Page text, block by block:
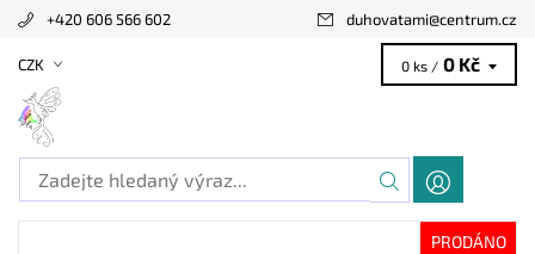
+420 606 566 602 duhovatami@centrum.cz
CZK 0 ks / 0 Kč
PRODÁNO